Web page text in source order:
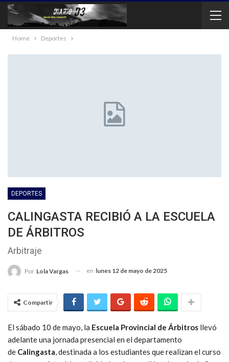
Home Deportes
DEPORTES
CALINGASTA RECIBIÓ A LA ESCUELA
DE ÁRBITROS
Arbitraje
Por Lola Vargas en lunes 12 de mayo de 2025
Compartir
El sábado 10 de mayo, la Escuela Provincial de Árbitros llevó
adelante una jornada presencial en el departamento
de Calingasta, destinada a los estudiantes que realizan el curso